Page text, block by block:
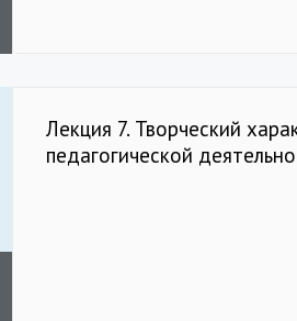
Лекция 7. Творческий
педагогической